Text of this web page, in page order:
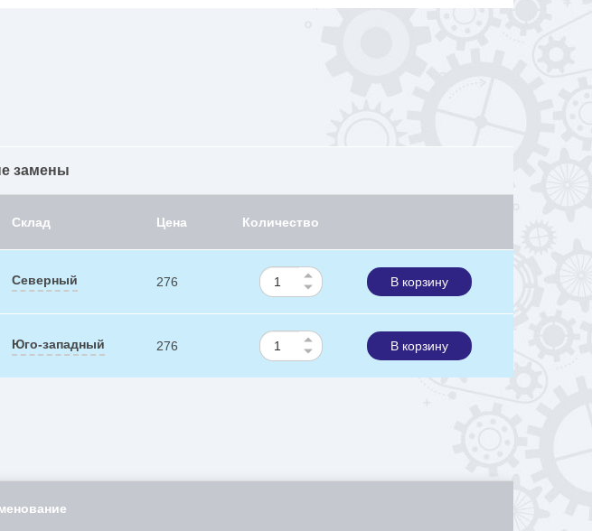
замены
Склад Цена Количество
Северный 276 В корзину
Юго-западный 276 В корзину